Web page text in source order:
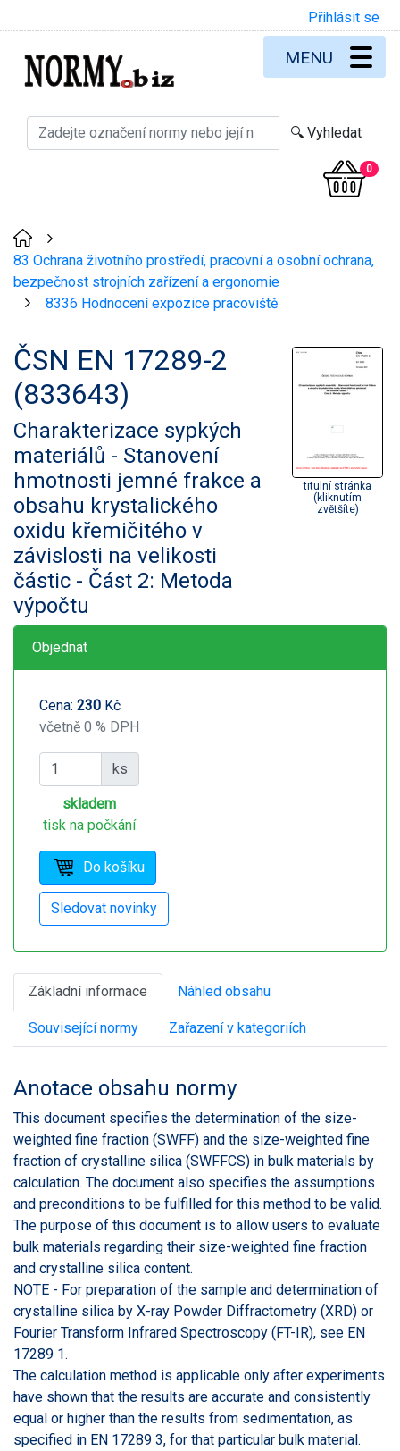
Přihlásit se
0
MENU
83 Ochrana životního prostředí, pracovní a osobní ochrana,
bezpečnost strojních zařízení a ergonomie
8336 Hodnocení expozice pracoviště
ČSN EN 17289-2
(833643)
Charakterizace sypkých
materiálů - Stanovení
hmotnosti jemné frakce a
obsahu krystalického
oxidu křemičitého v
závislosti na velikosti
částic - Část 2: Metoda
výpočtu
titulní stránka
(kliknutím
zvětšíte)
Objednat
Cena: 230 Kč
včetně 0 % DPH
ks
skladem
tisk na počkání
Základní informace Náhled obsahu
Související normy Zařazení v kategoriích
Anotace obsahu normy
This document specifies the determination of the size-
weighted fine fraction (SWFF) and the size-weighted fine
fraction of crystalline silica (SWFFCS) in bulk materials by
calculation. The document also specifies the assumptions
and preconditions to be fulfilled for this method to be valid.
The purpose of this document is to allow users to evaluate
bulk materials regarding their size-weighted fine fraction
and crystalline silica content.
NOTE - For preparation of the sample and determination of
crystalline silica by X-ray Powder Diffractometry (XRD) or
Fourier Transform Infrared Spectroscopy (FT-IR), see EN
17289 1.
The calculation method is applicable only after experiments
have shown that the results are accurate and consistently
equal or higher than the results from sedimentation, as
specified in EN 17289 3, for that particular bulk material.